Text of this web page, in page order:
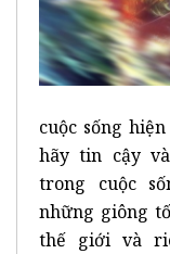
cuộc sống
hãy tin cậy
trong cuộc
những giông
thế giới và